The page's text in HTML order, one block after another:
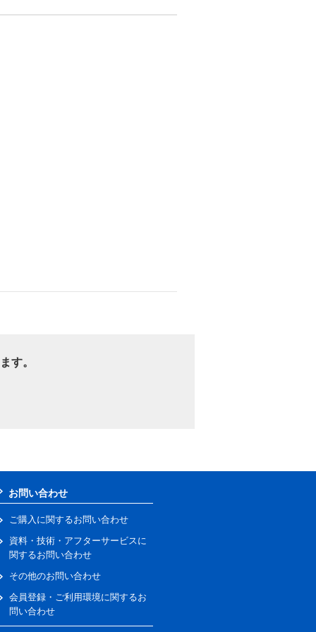
す。
お問い合わせ
ご購入に関するお問い合わせ
資料・技術・アフターサービスに
関するお問い合わせ
その他のお問い合わせ
会員登録・ご利用環境に関するお
問い合わせ